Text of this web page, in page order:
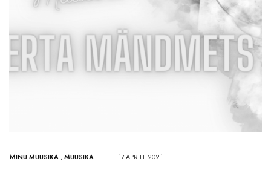
MINU MUUSIKA ,MUUSIKA 17.APRILL 2021